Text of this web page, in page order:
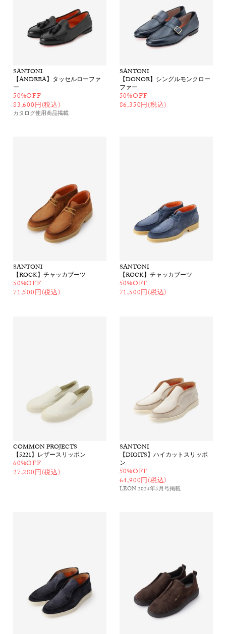
SANTONI
【ANDREA】タッセルローファ
ー
50%OFF
83,600円(税込)
カタログ使用商品掲載
SANTONI
【DONOR】シングルモンクロー
ファー
50%OFF
86,350円(税込)
SANTONI
【ROCK】チャッカブーツ
50%OFF
71,500円(税込)
SANTONI
【ROCK】チャッカブーツ
50%OFF
71,500円(税込)
COMMON PROJECTS
【5221】レザースリッポン
60%OFF
27,280円(税込)
SANTONI
【DIGITS】ハイカットスリッポ
ン
50%OFF
64,900円(税込)
LEON 2024年5月号掲載